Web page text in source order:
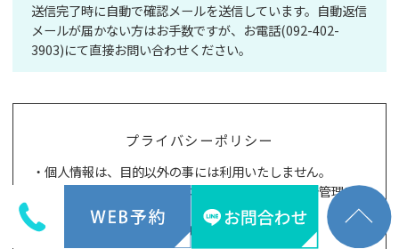
送信完了時に自動で確認メールを送信しています。 自動返信
メールが届かない方はお手数ですが、 お電話(092-402-
3903)にて直接お問い合わせください。
プライバシーポリシー
・個人情報は、目的以外の事には利用いたしません。
・個人情報は、漏洩や盗難などを防止するよう十分管理い
たします。
・利用目的を変更したときはお知らせします。